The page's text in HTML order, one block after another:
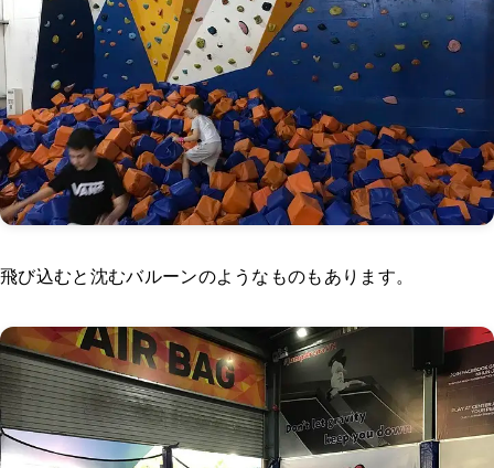
飛び込むと沈むバルーンのようなものもあります。